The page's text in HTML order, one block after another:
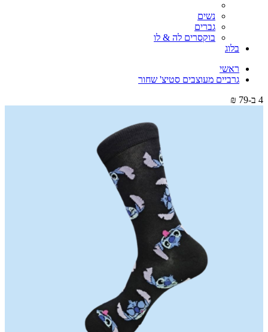
נשים
גברים
בוקסרים לה & לו
בלוג
ראשי
גרביים מעוצבים סטיצ' שחור
4 ב-79 ₪